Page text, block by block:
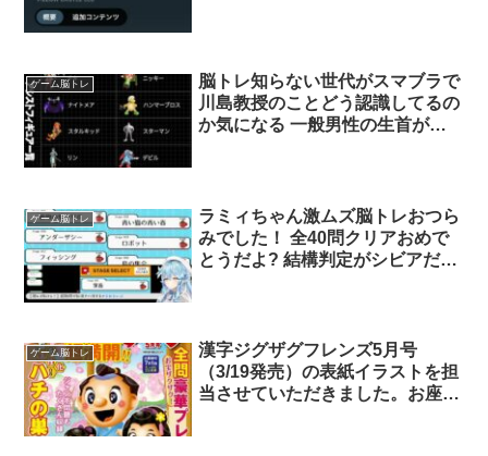
ゲーム脳トレ
脳トレ知らない世代がスマブラで
川島教授のことどう認識してるの
か気になる 一般男性の生首が浮
ゲーム脳トレ
ラミィちゃん激ムズ脳トレおつら
みでした！ 全40問クリアおめで
とうだよ? 結構判定がシビアだっ
た次回の配信も楽しみにしてるよ
·͜·ᰔᩚ
ゲーム脳トレ
漢字ジグザグフレンズ5月号
（3/19発売）の表紙イラストを担
当させていただきました。お座敷